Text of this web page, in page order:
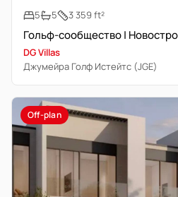
5
5 3 359 ft²
Гольф-сообщество |
DG Villas
Джумейра Голф Истейтс (JGE)
Off-plan